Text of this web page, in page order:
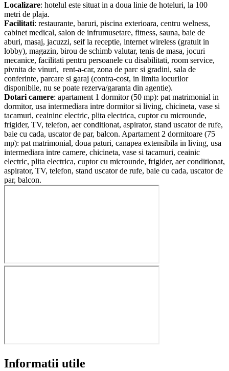
Localizare: hotelul este situat in a doua linie de hoteluri, la 100
metri de plaja.
Facilitati: restaurante, baruri, piscina exterioara, centru welness,
cabinet medical, salon de infrumusetare, fitness, sauna, baie de
aburi, masaj, jacuzzi, seif la receptie, internet wireless (gratuit in
lobby), magazin, birou de schimb valutar, tenis de masa, jocuri
mecanice, facilitati pentru persoanele cu disabilitati, room service,
pivnita de vinuri, rent-a-car, zona de parc si gradini, sala de
conferinte, parcare si garaj (contra-cost, in limita locurilor
disponibile, nu se poate rezerva/garanta din agentie).
Dotari camere: apartament 1 dormitor (50 mp): pat matrimonial in
dormitor, usa intermediara intre dormitor si living, chicineta, vase si
tacamuri, ceaininc electric, plita electrica, cuptor cu microunde,
frigider, TV, telefon, aer conditionat, aspirator, stand uscator de rufe,
baie cu cada, uscator de par, balcon. Apartament 2 dormitoare (75
mp): pat matrimonial, doua paturi, canapea extensibila in living, usa
intermediara intre camere, chicineta, vase si tacamuri, ceainic
electric, plita electrica, cuptor cu microunde, frigider, aer conditionat,
aspirator, TV, telefon, stand uscator de rufe, baie cu cada, uscator de
par, balcon.
Informatii utile